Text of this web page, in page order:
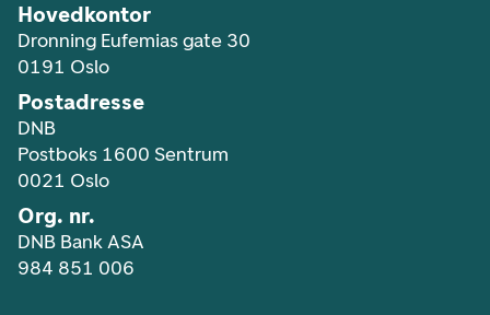
Hovedkontor
Dronning Eufemias gate 30
0191 Oslo
Postadresse
DNB
Postboks 1600 Sentrum
0021 Oslo
Org. nr.
DNB Bank ASA
984 851 006